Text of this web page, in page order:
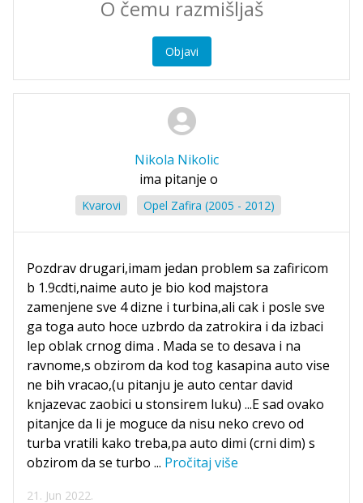
Objavi
Nikola Nikolic
ima pitanje o
Kvarovi Opel Zafira (2005 - 2012)
Pozdrav drugari,imam jedan problem sa zafiricom
b 1.9cdti,naime auto je bio kod majstora
zamenjene sve 4 dizne i turbina,ali cak i posle sve
ga toga auto hoce uzbrdo da zatrokira i da izbaci
lep oblak crnog dima . Mada se to desava i na
ravnome,s obzirom da kod tog kasapina auto vise
ne bih vracao,(u pitanju je auto centar david
knjazevac zaobici u stonsirem luku) ...E sad ovako
pitanjce da li je moguce da nisu neko crevo od
turba vratili kako treba,pa auto dimi (crni dim) s
obzirom da se turbo ... Pročitaj više
21. Jun 2022.